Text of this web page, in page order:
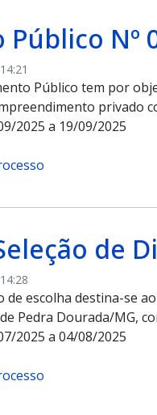
Nº
Público tem por
privado
2025 a 19/09/2025
de
de escolha destina-se
Pedra Dourada/MG,
2025 a 04/08/2025